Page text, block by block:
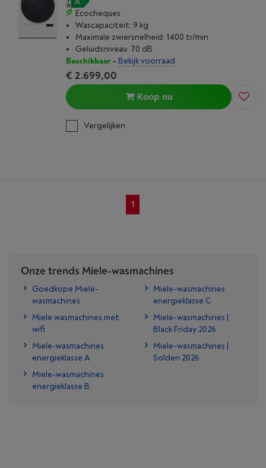
Ecocheques
Wascapaciteit: 9 kg
Maximale zwiersnelheid: 1400 tr/min
Geluidsniveau: 70 dB
Beschikbaar- Bekijk voorraad
€ 2.699,00
Koop nu
Vergelijken
1
Onze trends Miele-wasmachines
Goedkope Miele-
wasmachines
Miele wasmachines met
wifi
Miele-wasmachines
energieklasse A
Miele-wasmachines
energieklasse B
Miele-wasmachines
energieklasse C
Miele-wasmachines |
Black Friday 2026
Miele-wasmachines |
Solden 2026